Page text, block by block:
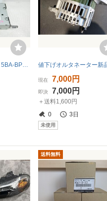
現在 7,000円
即決 7,000円
＋送料1,600円
0
3日
未使用
送料無料